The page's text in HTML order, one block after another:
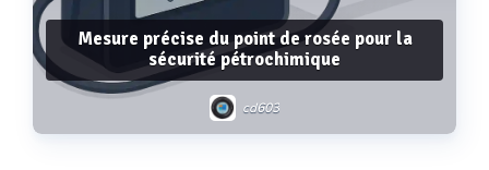
Mesure précise du point de rosée pour la
sécurité pétrochimique
cd603